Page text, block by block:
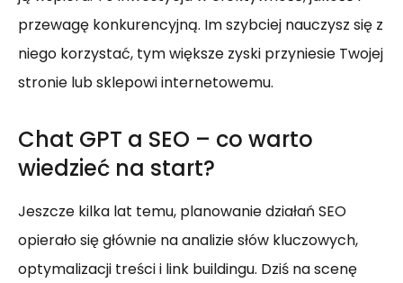
przewagę konkurencyjną. Im szybciej nauczysz się z
niego korzystać, tym większe zyski przyniesie Twojej
stronie lub sklepowi internetowemu.
Chat GPT a SEO – co warto
wiedzieć na start?
Jeszcze kilka lat temu, planowanie działań SEO
opierało się głównie na analizie słów kluczowych,
optymalizacji treści i link buildingu. Dziś na scenę